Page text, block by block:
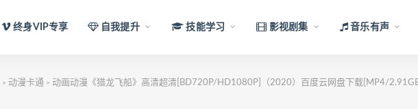
终身VIP专享 自我提升 技能学习 影视剧集 音乐有声
> 动漫卡通 > 动画动漫《猎龙飞船》高清超清[BD720P/HD1080P]（2020）百度云网盘下载[MP4/